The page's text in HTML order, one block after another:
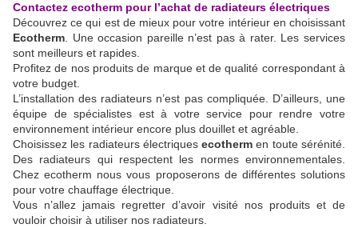
Contactez ecotherm pour l’achat de radiateurs électriques
Découvrez ce qui est de mieux pour votre intérieur en choisissant
Ecotherm . Une occasion pareille n’est pas à rater. Les services
sont meilleurs et rapides.
Profitez de nos produits de marque et de qualité correspondant à
votre budget.
L’installation des radiateurs n’est pas compliquée. D’ailleurs, une
équipe de spécialistes est à votre service pour rendre votre
environnement intérieur encore plus douillet et agréable.
Choisissez les radiateurs électriquesecotherm en toute sérénité.
Des radiateurs qui respectent les normes environnementales.
Chez ecotherm nous vous proposerons de différentes solutions
pour votre chauffage électrique.
Vous n’allez jamais regretter d’avoir visité nos produits et de
vouloir choisir à utiliser nos radiateurs.